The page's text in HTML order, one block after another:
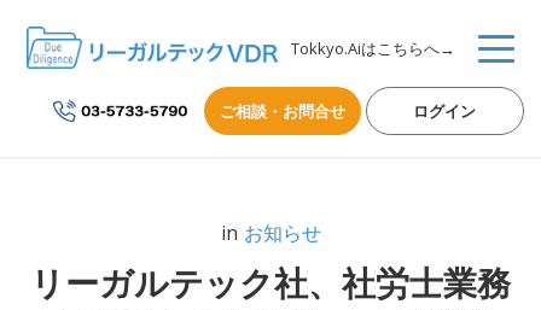
Tokkyo.Aiはこちらへ→
ご相談・お問合せ ログイン
in お知らせ
リーガルテック社、社労士業務